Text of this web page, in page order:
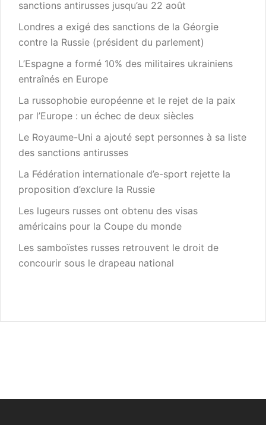
sanctions antirusses jusqu’au 22 août
Londres a exigé des sanctions de la Géorgie
contre la Russie (président du parlement)
L’Espagne a formé 10% des militaires ukrainiens
entraînés en Europe
La russophobie européenne et le rejet de la paix
par l’Europe : un échec de deux siècles
Le Royaume-Uni a ajouté sept personnes à sa liste
des sanctions antirusses
La Fédération internationale d’e-sport rejette la
proposition d’exclure la Russie
Les lugeurs russes ont obtenu des visas
américains pour la Coupe du monde
Les samboïstes russes retrouvent le droit de
concourir sous le drapeau national